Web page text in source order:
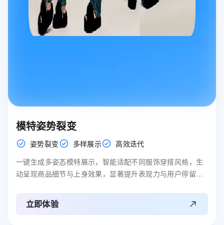
模特姿势裂变
姿势裂变 多样展示
高效迭代
一键生成多姿态模特展示，智能适配不同服饰穿搭风格，生
动呈现商品细节与上身效果，显著提升表现力与用户停留时
立即体验